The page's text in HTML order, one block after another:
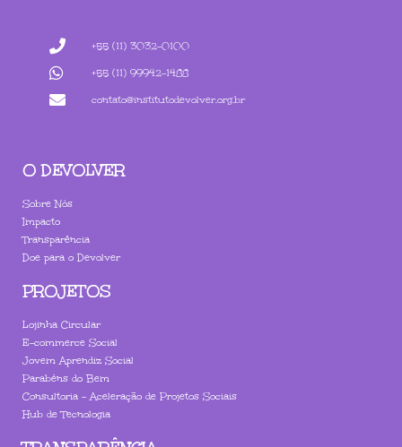
+55 (11) 3032-0100
+55 (11) 99942-1488
contato@institutodevolver.org.br
O DEVOLVER
Sobre Nós
Impacto
Transparência
Doe para o Devolver
PROJETOS
Lojinha Circular
E-commerce Social
Jovem Aprendiz Social
Parabéns do Bem
Consultoria - Aceleração de Projetos Sociais
Hub de Tecnologia